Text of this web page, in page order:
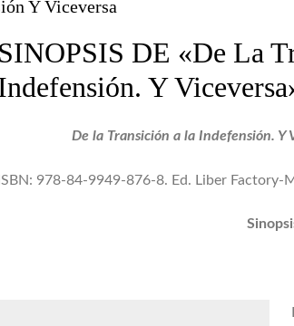
Y Viceversa
SINOPSIS DE «De La
Y
De la Transición a la Indefensión. Y
978-84-9949-876-8. Ed. Liber Factory-